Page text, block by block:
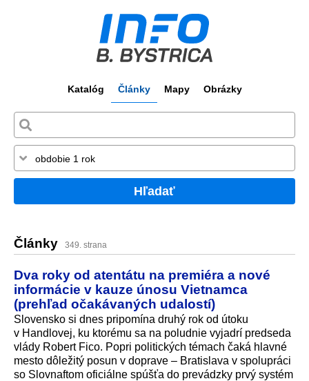
Katalóg Články Mapy Obrázky
Hľadať
Články 349. strana
Dva roky od atentátu na premiéra a nové
informácie v kauze únosu Vietnamca
(prehľad očakávaných udalostí)
Slovensko si dnes pripomína druhý rok od útoku
v Handlovej, ku ktorému sa na poludnie vyjadrí predseda
vlády Robert Fico. Popri politických témach čaká hlavné
mesto dôležitý posun v doprave – Bratislava v spolupráci
so Slovnaftom oficiálne spúšťa do prevádzky prvý systém